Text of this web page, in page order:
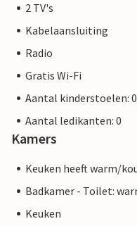
2 TV's
Kabelaansluiting
Radio
Gratis Wi-Fi
Aantal kinderstoelen: 0
Aantal ledikanten: 0
Kamers
Keuken heeft warm/
Badkamer - Toilet:
Keuken